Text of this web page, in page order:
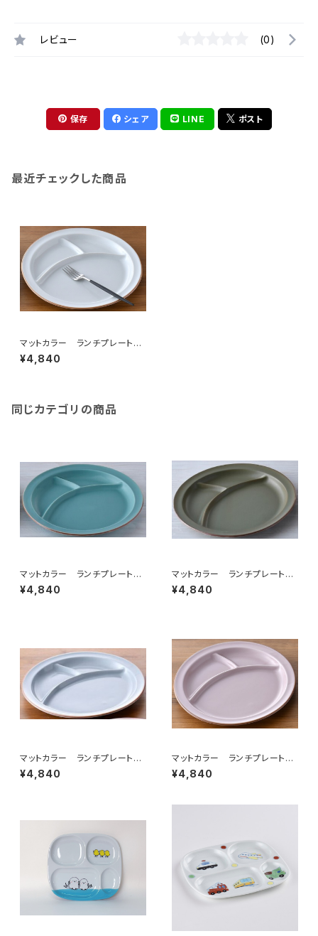
レビュー (0)
保存 シェア LINE ポスト
最近チェックした商品
マットカラー ランチプレート
（ホワイト）
¥4,840
同じカテゴリの商品
マットカラー ランチプレート
（青磁）
¥4,840
マットカラー ランチプレート
（カーキ）
¥4,840
マットカラー ランチプレート
（グレー）
¥4,840
マットカラー ランチプレート
（ピンク）
¥4,840